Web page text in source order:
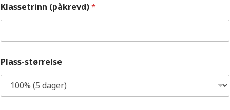
Klassetrinn (påkrevd)*
Plass-størrelse